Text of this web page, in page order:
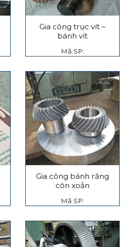
Gia công trục vít –
bánh vít
Mã SP:
Gia công bánh răng
côn xoắn
Mã SP: